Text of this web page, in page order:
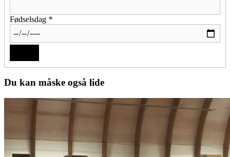
Fødselsdag *
Du kan måske også lide